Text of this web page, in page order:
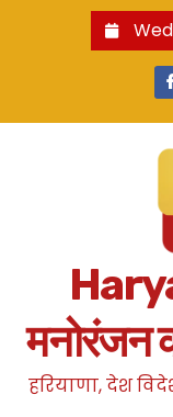
हरियाणा, देश